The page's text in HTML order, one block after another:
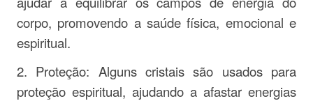
corpo, promovendo a saúde física, emocional e
espiritual.
2. Proteção: Alguns cristais são usados para
proteção espiritual, ajudando a afastar energias